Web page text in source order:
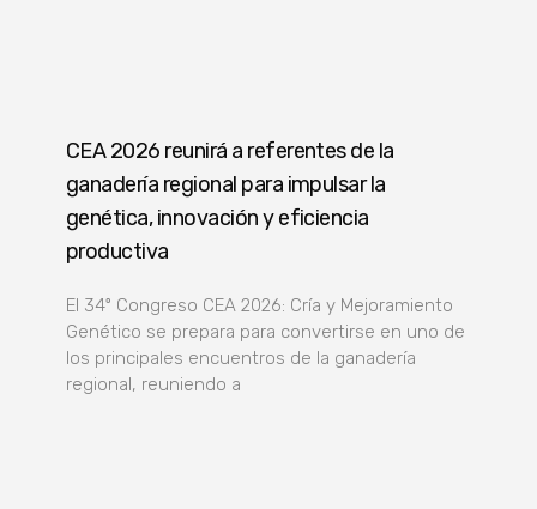
CEA 2026 reunirá a referentes de la
ganadería regional para impulsar la
genética, innovación y eficiencia
productiva
El 34º Congreso CEA 2026: Cría y Mejoramiento
Genético se prepara para convertirse en uno de
los principales encuentros de la ganadería
regional, reuniendo a